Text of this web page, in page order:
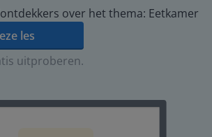
over het thema: Eetkamer
les
uitproberen.